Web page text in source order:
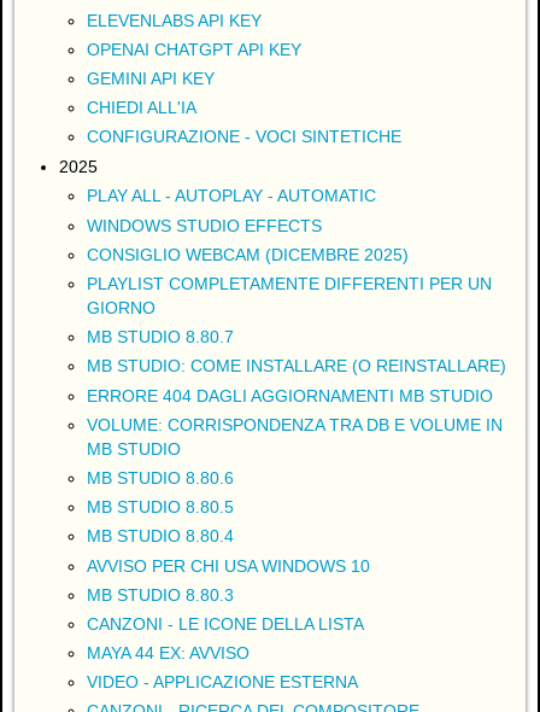
ELEVENLABS API KEY
OPENAI CHATGPT API KEY
GEMINI API KEY
CHIEDI ALL'IA
CONFIGURAZIONE - VOCI SINTETICHE
2025
PLAY ALL - AUTOPLAY - AUTOMATIC
WINDOWS STUDIO EFFECTS
CONSIGLIO WEBCAM (DICEMBRE 2025)
PLAYLIST COMPLETAMENTE DIFFERENTI PER UN
GIORNO
MB STUDIO 8.80.7
MB STUDIO: COME INSTALLARE (O REINSTALLARE)
ERRORE 404 DAGLI AGGIORNAMENTI MB STUDIO
VOLUME: CORRISPONDENZA TRA DB E VOLUME IN
MB STUDIO
MB STUDIO 8.80.6
MB STUDIO 8.80.5
MB STUDIO 8.80.4
AVVISO PER CHI USA WINDOWS 10
MB STUDIO 8.80.3
CANZONI - LE ICONE DELLA LISTA
MAYA 44 EX: AVVISO
VIDEO - APPLICAZIONE ESTERNA